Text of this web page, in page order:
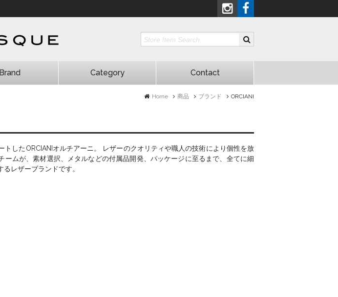
Brand Category Contact
Home 商品 ブランド ORCIANI
トしたORCIANIオルチアーニ。 レザーのクオリティや職人の技術により個性を放
ームが、素材選択、メタルなどの付属品開発、パッケージに至るまで、全てに細
レザーブランドです。